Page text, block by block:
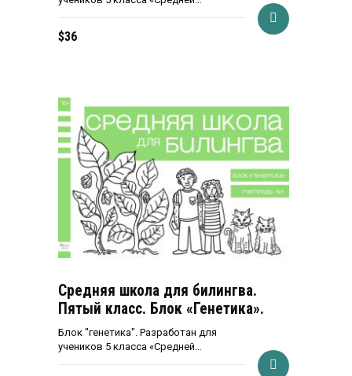
$36
Средняя школа для билингва.
Пятый класс. Блок «Генетика».
Блок "генетика". Разработан для
учеников 5 класса «Средней…